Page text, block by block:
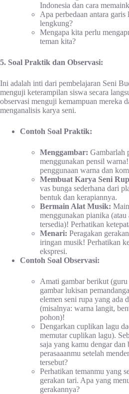
Indonesia dan cara
Apa perbedaan antara garis
lengkung?
Mengapa kita perlu
teman kita?
5. Soal Praktik dan Observasi:
Ini adalah inti dari pembelajaran Seni
menguji keterampilan siswa secara
observasi menguji kemampuan mereka
menganalisis karya seni.
Contoh Soal Praktik:
Menggambar: Gambarlah
menggunakan pensil
penggunaan warna dan
Membuat Karya Seni
vas bunga sederhana dari
bentuk dan kerapiannya.
Bermain Alat Musik:
menggunakan pianika
tersedia)! Perhatikan
Menari: Peragakan
iringan musik! Perhatikan
ekspresi.
Contoh Soal Observasi:
Amati gambar berikut
gambar lukisan
elemen seni rupa yang ada
(misalnya: warna langit,
pohon)!
Dengarkan cuplikan lagu
memutar cuplikan lagu).
saja yang kamu dengar dan
perasaaanmu setelah
tersebut?
Perhatikan temanmu yang
gerakan tari. Apa yang
gerakannya?